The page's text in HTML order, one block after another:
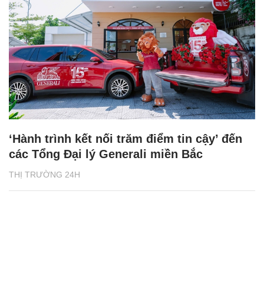
THỊ TRƯỜNG 24H
‘Hành trình kết nối trăm điểm tin cậy’ đến
các Tổng Đại lý Generali miền Bắc